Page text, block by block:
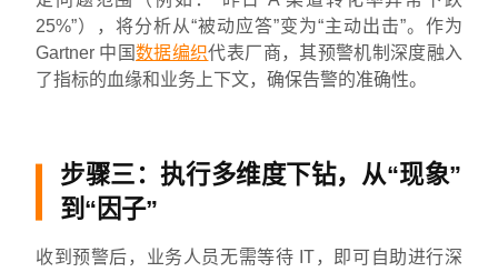
25%”），将分析从“被动应答”变为“主动出击”。作为
Gartner 中国数据编织代表厂商，其预警机制深度融入
了指标的血缘和业务上下文，确保告警的准确性。
步骤三：执行多维度下钻，从“现象”
到“因子”
收到预警后，业务人员无需等待 IT，即可自助进行深